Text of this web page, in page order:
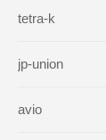
tetra-k
jp-union
avio